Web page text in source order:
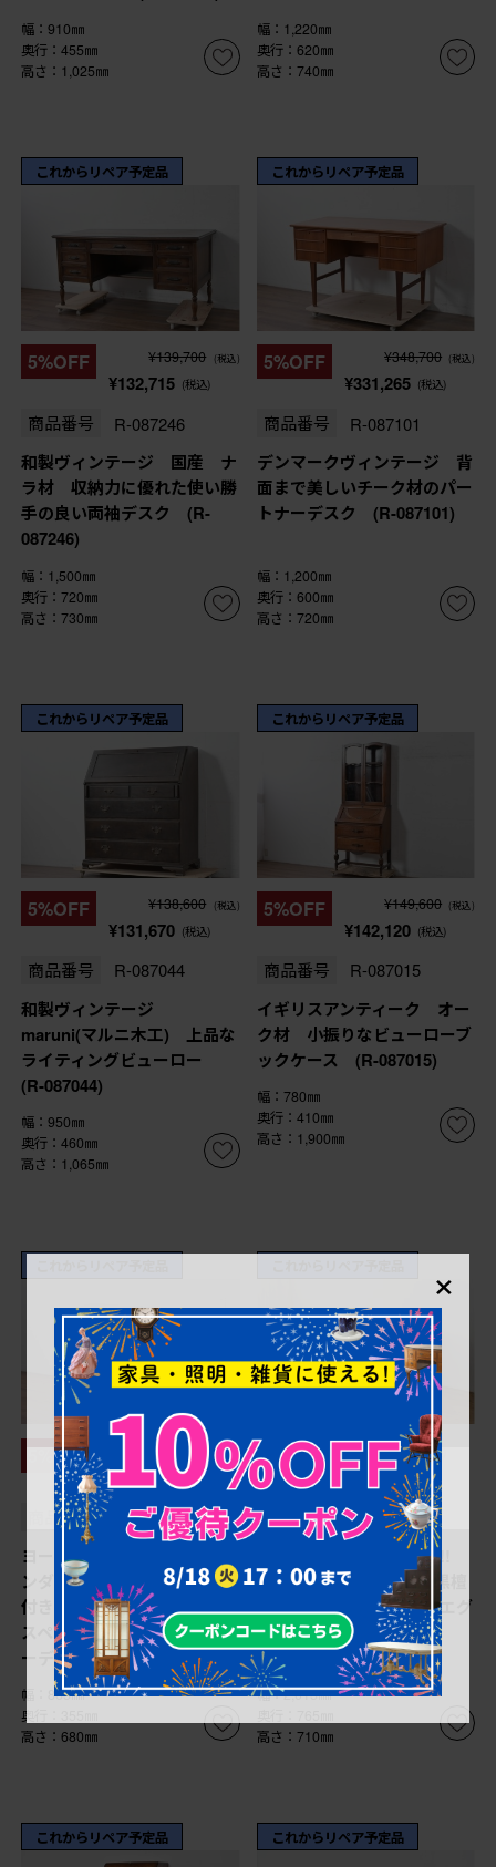
幅：910㎜
奥行：455㎜
高さ：1,025㎜
幅：1,220㎜
奥行：620㎜
高さ：740㎜
これからリペア予定品
5%OFF ¥139,700 (税込)
¥132,715 (税込)
商品番号 R-087246
和製ヴィンテージ 国産 ナ
ラ材 収納力に優れた使い勝
手の良い両袖デスク (R-
087246)
幅：1,500㎜
奥行：720㎜
高さ：730㎜
これからリペア予定品
5%OFF ¥348,700 (税込)
¥331,265 (税込)
商品番号 R-087101
デンマークヴィンテージ 背
面まで美しいチーク材のパー
トナーデスク (R-087101)
幅：1,200㎜
奥行：600㎜
高さ：720㎜
これからリペア予定品
5%OFF ¥138,600 (税込)
¥131,670 (税込)
商品番号 R-087044
和製ヴィンテージ
maruni(マルニ木工) 上品な
ライティングビューロー
(R-087044)
幅：950㎜
奥行：460㎜
高さ：1,065㎜
これからリペア予定品
5%OFF ¥149,600 (税込)
¥142,120 (税込)
商品番号 R-087015
イギリスアンティーク オー
ク材 小振りなビューローブ
ックケース (R-087015)
幅：780㎜
奥行：410㎜
高さ：1,900㎜
5%OFF ¥70,400 (税込)
¥66,880 (税込)
商品番号 R-086833
ヨーロッパヴィンテージ イ
ンダストリアル キャスター
付き 天板が折りたためる省
スペース仕様のタイプライタ
ーデスク (R-086833)
幅：865㎜
奥行：355㎜
高さ：680㎜
¥698,500 (税込)
商品番号 R-050911
和製ヴィンテージ 特大!!
激レア!! 希少銘木 縞黒檀
無垢材を贅沢に使用したエグ
ゼクティブデスク (R-
050911)
幅：2,015㎜
高さ：710㎜
これからリペア予定品 これからリペア予定品
×